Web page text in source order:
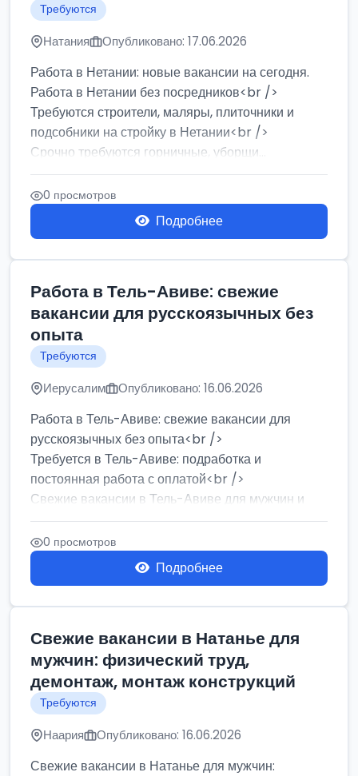
Требуются
Натания Опубликовано: 17.06.2026
Работа в Нетании: новые вакансии на сегодня.
Работа в Нетании без посредников<br />
Требуются строители, маляры, плиточники и
подсобники на стройку в Нетании<br />
Срочно требуются горничные, уборщи...
0 просмотров
Подробнее
Работа в Тель-Авиве: свежие
вакансии для русскоязычных без
опыта
Требуются
Иерусалим Опубликовано: 16.06.2026
Работа в Тель-Авиве: свежие вакансии для
русскоязычных без опыта<br />
Требуется в Тель-Авиве: подработка и
постоянная работа с оплатой<br />
Свежие вакансии в Тель-Авиве для мужчин и
женщин от хозя...
0 просмотров
Подробнее
Свежие вакансии в Натанье для
мужчин: физический труд,
демонтаж, монтаж конструкций
Требуются
Наария Опубликовано: 16.06.2026
Свежие вакансии в Натанье для мужчин: